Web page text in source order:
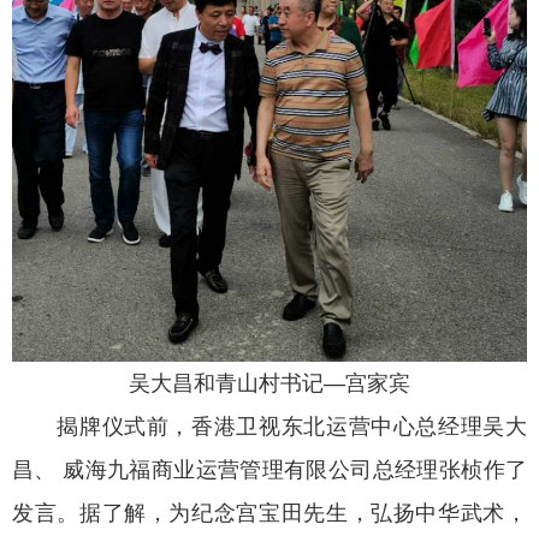
吴大昌和青山村书记—宫家宾
揭牌仪式前，香港卫视东北运营中心总经理吴大
昌、 威海九福商业运营管理有限公司总经理张桢作了
发言。据了解，为纪念宫宝田先生，弘扬中华武术，